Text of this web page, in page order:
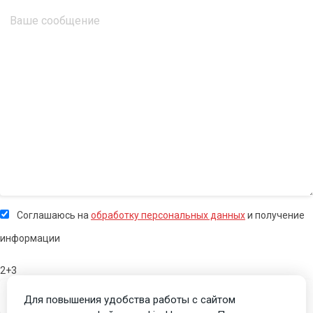
Соглашаюсь на обработку персональных данныхи получение
информации
2+3
Для повышения удобства работы с сайтом